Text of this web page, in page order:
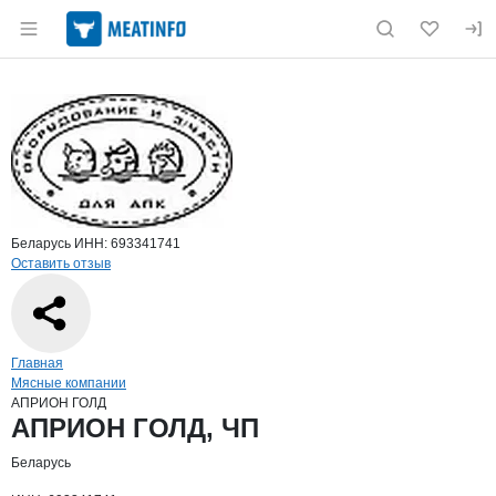
Раздел навигации по сайту meatinfo.ru
Страница компании
Страница компанииАПРИОН ГОЛД, ЧП
Краткая информация о компании
Беларусь ИНН: 693341741
Оставить отзыв
Навигация по сайту
Главная
Мясные компании
АПРИОН ГОЛД
Основная информация о компании
АПРИОН ГОЛД, ЧП
Беларусь